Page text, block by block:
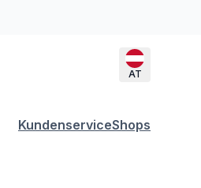
AT
KundenserviceShops